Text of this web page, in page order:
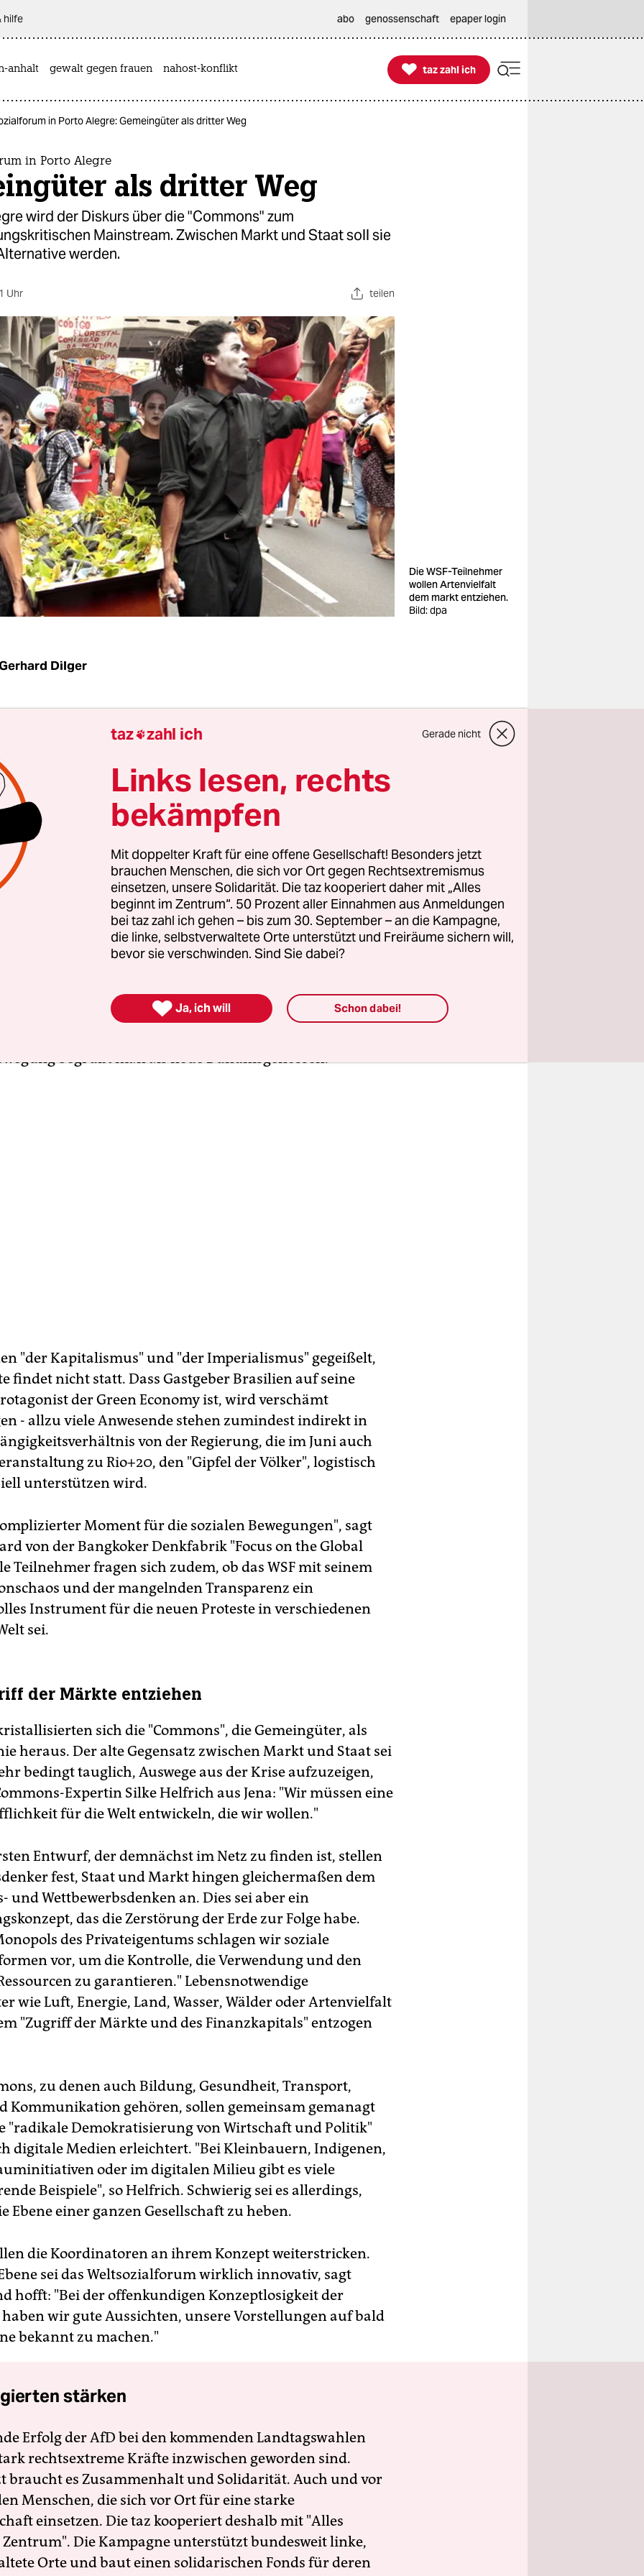
hilfe abo genossenschaft epaper login
anhalt gewalt gegen frauen nahost-konflikt 
taz zahl ich
taz zahl ich
in Porto Alegre: Gemeingüter als dritter Weg
in Porto Alegre
als dritter Weg
wird der Diskurs über die "Commons" zum
Mainstream. Zwischen Markt und Staat soll sie
werden.
Uhr teilen
Die WSF-Teilnehmer
wollen Artenvielfalt
dem markt entziehen.
Bild: dpa
Dilger
| Manche Rituale wird das Weltsozialforum (WSF)
los. Etwa die "Versammlung der sozialen Bewegungen"
von Porto Alegre, deren Abschlusserklärung so etwas
Essenz des Treffens. Ein offizielles Statement aller
gibt es grundsätzlich nicht - es würde der
horizontaler Netzwerke zuwiderlaufen.
den UN-Umweltgipfel Rio+20 rücke der "Kampf um
in den Mittelpunkt, heißt es in der
der "grüne Kapitalismus" sei kein Ausweg aus
Konzerne und die ihnen ergebenen Regierungen
totale Kontrolle über die natürlichen Ressourcen an.
lehnt man als "falsche Lösungen" ab. Die
des Arabischen Frühlings, von Occupy Wall Street, der
begrüßt man als neue Bündnisgenossen.
"der Kapitalismus" und "der Imperialismus" gegeißelt,
findet nicht statt. Dass Gastgeber Brasilien auf seine
der Green Economy ist, wird verschämt
- allzu viele Anwesende stehen zumindest indirekt in
von der Regierung, die im Juni auch
zu Rio+20, den "Gipfel der Völker", logistisch
unterstützen wird.
Moment für die sozialen Bewegungen", sagt
von der Bangkoker Denkfabrik "Focus on the Global
Teilnehmer fragen sich zudem, ob das WSF mit seinem
und der mangelnden Transparenz ein
Instrument für die neuen Proteste in verschiedenen
sei.
der Märkte entziehen
sich die "Commons", die Gemeingüter, als
heraus. Der alte Gegensatz zwischen Markt und Staat sei
bedingt tauglich, Auswege aus der Krise aufzuzeigen,
Expertin Silke Helfrich aus Jena: "Wir müssen eine
für die Welt entwickeln, die wir wollen."
Entwurf, der demnächst im Netz zu finden ist, stellen
fest, Staat und Markt hingen gleichermaßen dem
und Wettbewerbsdenken an. Dies sei aber ein
das die Zerstörung der Erde zur Folge habe.
des Privateigentums schlagen wir soziale
vor, um die Kontrolle, die Verwendung und den
zu garantieren." Lebensnotwendige
wie Luft, Energie, Land, Wasser, Wälder oder Artenvielfalt
"Zugriff der Märkte und des Finanzkapitals" entzogen
zu denen auch Bildung, Gesundheit, Transport,
Kommunikation gehören, sollen gemeinsam gemanagt
"radikale Demokratisierung von Wirtschaft und Politik"
digitale Medien erleichtert. "Bei Kleinbauern, Indigenen,
oder im digitalen Milieu gibt es viele
Beispiele", so Helfrich. Schwierig sei es allerdings,
Ebene einer ganzen Gesellschaft zu heben.
die Koordinatoren an ihrem Konzept weiterstricken.
sei das Weltsozialforum wirklich innovativ, sagt
hofft: "Bei der offenkundigen Konzeptlosigkeit der
haben wir gute Aussichten, unsere Vorstellungen auf bald
bekannt zu machen."
stärken
Erfolg der AfD bei den kommenden Landtagswahlen
rechtsextreme Kräfte inzwischen geworden sind.
braucht es Zusammenhalt und Solidarität. Auch und vor
Menschen, die sich vor Ort für eine starke
einsetzen. Die taz kooperiert deshalb mit "Alles
Die Kampagne unterstützt bundesweit linke,
Orte und baut einen solidarischen Fonds für deren
taz zahl ich Gerade nicht
Links lesen, rechts
bekämpfen
Mit doppelter Kraft für eine offene Gesellschaft! Besonders jetzt
brauchen Menschen, die sich vor Ort gegen Rechtsextremismus
einsetzen, unsere Solidarität. Die taz kooperiert daher mit „Alles
beginnt im Zentrum“. 50 Prozent aller Einnahmen aus Anmeldungen
bei taz zahl ich gehen – bis zum 30. September – an die Kampagne,
die linke, selbstverwaltete Orte unterstützt und Freiräume sichern will,
bevor sie verschwinden. Sind Sie dabei?
 Ja, ich will Schon dabei!